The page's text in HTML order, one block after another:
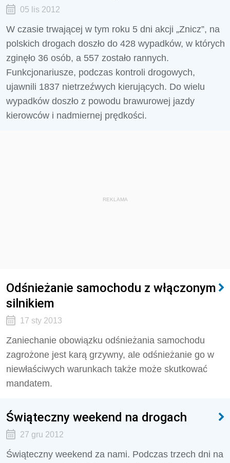
05 lis 2012
W czasie trwającej w tym roku 5 dni akcji „Znicz”, na
polskich drogach doszło do 428 wypadków, w których
zginęło 36 osób, a 557 zostało rannych.
Funkcjonariusze, podczas kontroli drogowych,
ujawnili 1837 nietrzeźwych kierujących. Do wielu
wypadków doszło z powodu brawurowej jazdy
kierowców i nadmiernej prędkości.
REKLAMA
Odśnieżanie samochodu z włączonym
silnikiem
17 sty 2013
Zaniechanie obowiązku odśnieżania samochodu
zagrożone jest karą grzywny, ale odśnieżanie go w
niewłaściwych warunkach także może skutkować
mandatem.
Świąteczny weekend na drogach
27 gru 2012
Świąteczny weekend za nami. Podczas trzech dni na